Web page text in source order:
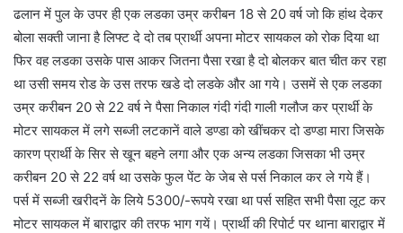
ढलान में पुल के उपर ही एक लडका उम्र करीबन 18 से 20 वर्ष जो कि हांथ देकर
बोला सक्ती जाना है लिफ्ट दे दो तब प्रार्थी अपना मोटर सायकल को रोक दिया था
फिर वह लडका उसके पास आकर जितना पैसा रखा है दो बोलकर बात चीत कर रहा
था उसी समय रोड के उस तरफ खडे दो लडके और आ गये। उसमें से एक लडका
उम्र करीबन 20 से 22 वर्ष ने पैसा निकाल गंदी गंदी गाली गलौज कर प्रार्थी के
मोटर सायकल में लगे सब्जी लटकानें वाले डण्डा को खींचकर दो डण्डा मारा जिसके
कारण प्रार्थी के सिर से खून बहने लगा और एक अन्य लडका जिसका भी उम्र
करीबन 20 से 22 वर्ष था उसके फुल पेंट के जेब से पर्स निकाल कर ले गये हैं।
पर्स में सब्जी खरीदनें के लिये 5300/-रूपये रखा था पर्स सहित सभी पैसा लूट कर
मोटर सायकल में बाराद्वार की तरफ भाग गयें। प्रार्थी की रिपोर्ट पर थाना बाराद्वार में